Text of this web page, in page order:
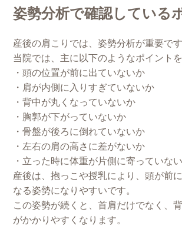
姿勢分析で確認している
産後の肩こりでは、姿勢分析が重要です
当院では、主に以下のようなポイントを
・頭の位置が前に出ていないか
・肩が内側に入りすぎていないか
・背中が丸くなっていないか
・胸郭が下がっていないか
・骨盤が後ろに倒れていないか
・左右の肩の高さに差がないか
・立った時に体重が片側に寄っていな
産後は、抱っこや授乳により、頭が前
なる姿勢になりやすいです。
この姿勢が続くと、首肩だけでなく、
がかかりやすくなります。